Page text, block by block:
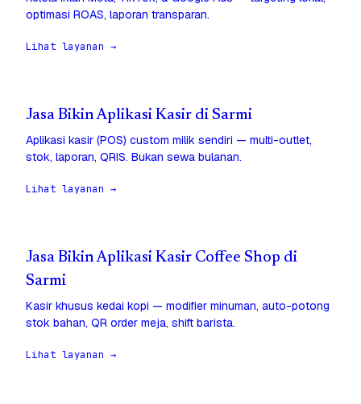
optimasi ROAS, laporan transparan.
Lihat layanan →
Jasa Bikin Aplikasi Kasir di Sarmi
Aplikasi kasir (POS) custom milik sendiri — multi-outlet,
stok, laporan, QRIS. Bukan sewa bulanan.
Lihat layanan →
Jasa Bikin Aplikasi Kasir Coffee Shop di
Sarmi
Kasir khusus kedai kopi — modifier minuman, auto-potong
stok bahan, QR order meja, shift barista.
Lihat layanan →